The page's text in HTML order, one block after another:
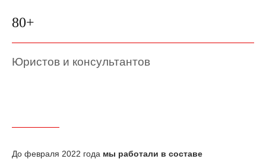
80+
Юристов и консультантов
До февраля 2022 года мы работали в составе